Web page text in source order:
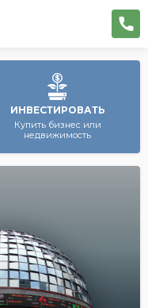
ИНВЕСТИРОВАТЬ
Купить бизнес или
недвижимость